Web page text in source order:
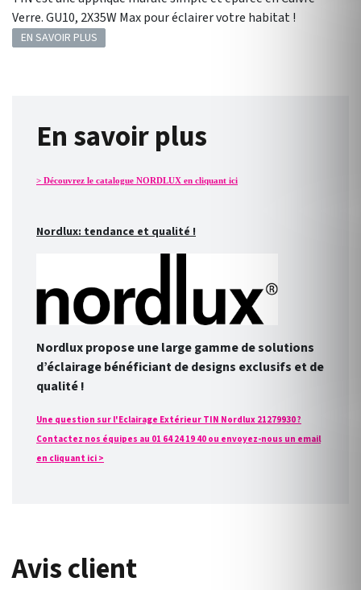
Verre. GU10, 2X35W Max pour éclairer votre habitat !
EN SAVOIR PLUS
En savoir plus
> Découvrez le catalogue NORDLUX en cliquant ici
Nordlux: tendance et qualité !
Nordlux propose une large gamme de solutions
d’éclairage bénéficiant de designs exclusifs et de
qualité !
Une question sur l'Eclairage Extérieur TIN Nordlux 21279930 ?
Contactez nos équipes au 01 64 24 19 40 ou envoyez-nous un email
en cliquant ici >
Avis client